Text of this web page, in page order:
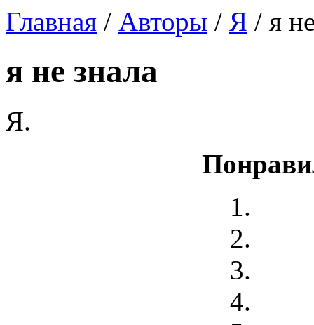
Главная / Авторы / Я / я
я не знала
Я.